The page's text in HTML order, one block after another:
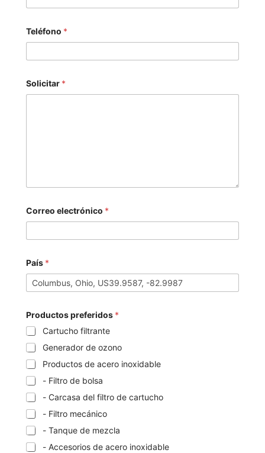
Teléfono *
Solicitar *
Correo electrónico *
País *
Productos preferidos *
Cartucho filtrante
Generador de ozono
Productos de acero inoxidable
- Filtro de bolsa
- Carcasa del filtro de cartucho
- Filtro mecánico
- Tanque de mezcla
- Accesorios de acero inoxidable